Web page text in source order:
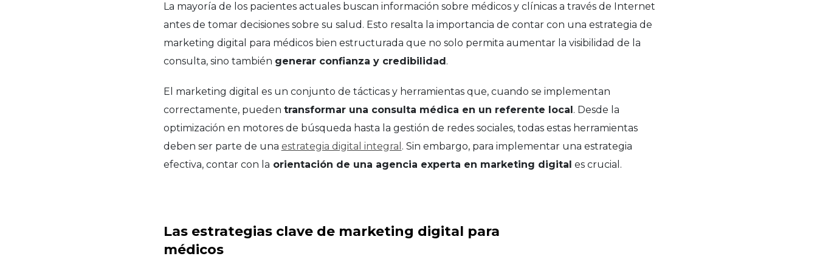
La mayoría de los pacientes actuales buscan información sobre médicos y clínicas a través de Internet
antes de tomar decisiones sobre su salud. Esto resalta la importancia de contar con una estrategia de
marketing digital para médicos bien estructurada que no solo permita aumentar la visibilidad de la
consulta, sino también generar confianza y credibilidad .
El marketing digital es un conjunto de tácticas y herramientas que, cuando se implementan
correctamente, pueden transformar una consulta médica en un referente local . Desde la
optimización en motores de búsqueda hasta la gestión de redes sociales, todas estas herramientas
deben ser parte de una estrategia digital integral . Sin embargo, para implementar una estrategia
efectiva, contar con la orientación de una agencia experta en marketing digital es crucial.
Las estrategias clave de marketing digital para
médicos